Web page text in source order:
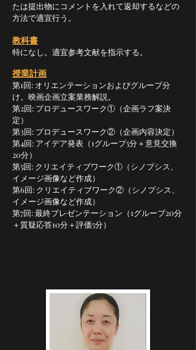
たは提出物にコメントを入れて返却するなどの
方法で適宜行う。
教科書
特になし。適宜参考文献を指示する。
授業計画
第1回: オリエンテーションおよびグループ分
け。映画企画立案業務解説。
第2回: プロデュースワーク①（企画ラフ案決
定）
第3回: プロデュースワーク②（企画内容決定）
第4回: アイデア発表（1グループ5分＋意見交換
20分）
第5回: クリエイティブワーク①（シノプシス、
イメージ画像など作成）
第6回: クリエイティブワーク②（シノプシス、
イメージ画像など作成）
第7回: 最終プレゼンテーション（1グループ20分
＋質疑応答10分＋評価5分）